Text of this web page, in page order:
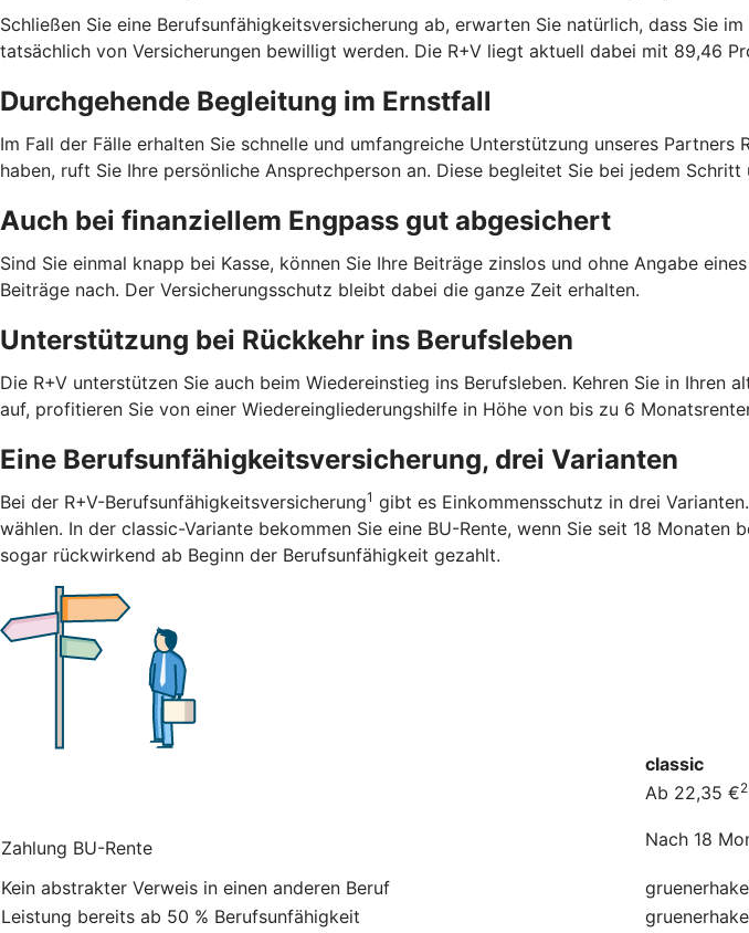
Schließen Sie eine Berufsunfähigkeitsversicherung ab, erwarten Sie natürlich, dass Sie
tatsächlich von Versicherungen bewilligt werden. Die R+V liegt aktuell dabei mit 89,46
Durchgehende Begleitung im Ernstfall
Im Fall der Fälle erhalten Sie schnelle und umfangreiche Unterstützung unseres
haben, ruft Sie Ihre persönliche Ansprechperson an. Diese begleitet Sie bei jedem
Auch bei finanziellem Engpass gut abgesichert
Sind Sie einmal knapp bei Kasse, können Sie Ihre Beiträge zinslos und ohne Angabe
Beiträge nach. Der Versicherungsschutz bleibt dabei die ganze Zeit erhalten.
Unterstützung bei Rückkehr ins Berufsleben
Die R+V unterstützen Sie auch beim Wiedereinstieg ins Berufsleben. Kehren Sie in
auf, profitieren Sie von einer Wiedereingliederungshilfe in Höhe von bis zu 6
Eine Berufsunfähigkeitsversicherung, drei Varianten
Bei der R+V-Berufsunfähigkeitsversicherung1 gibt es Einkommensschutz in drei
wählen. In der classic-Variante bekommen Sie eine BU-Rente, wenn Sie seit 18
sogar rückwirkend ab Beginn der Berufsunfähigkeit gezahlt.
classic
Ab 22,35 €2
Zahlung BU-Rente Nach 18
Kein abstrakter Verweis in einen anderen Beruf
Leistung bereits ab 50 % Berufsunfähigkeit